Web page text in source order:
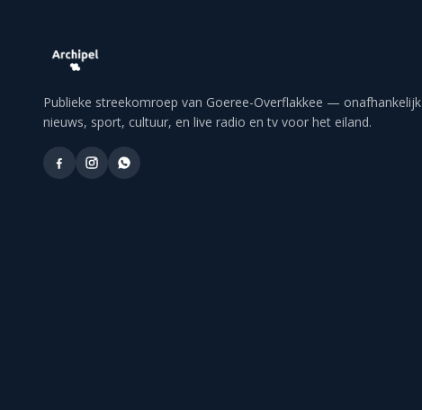
Publieke streekomroep van Goeree-Overflakkee — onafhankelijk
nieuws, sport, cultuur, en live radio en tv voor het eiland.